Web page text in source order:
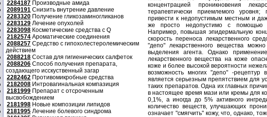
2284187 Производные амида
2089191 Снизить внутрение давление
2283320 Получение гликозаминогликанов
2283129 Лечение опухолей
2283098 Косметические средства с Q
2182574 Ароматические соединения
2088257 Средство с гипохолестеролемическим
действием
2088218 Состав для гигиенических салфеток
2088206 Способ получения препарата,
создающего исскуственный загар
2282462 Противомикробные средства
2182008 Интровагинальная компазиция
2181999 Препарат с отсроченным
высвобождением
2181998 Новые композиции липидов
2181995 Лечение болевого синдрома